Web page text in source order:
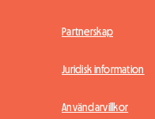
Partnerskap
Juridisk information
Användarvillkor